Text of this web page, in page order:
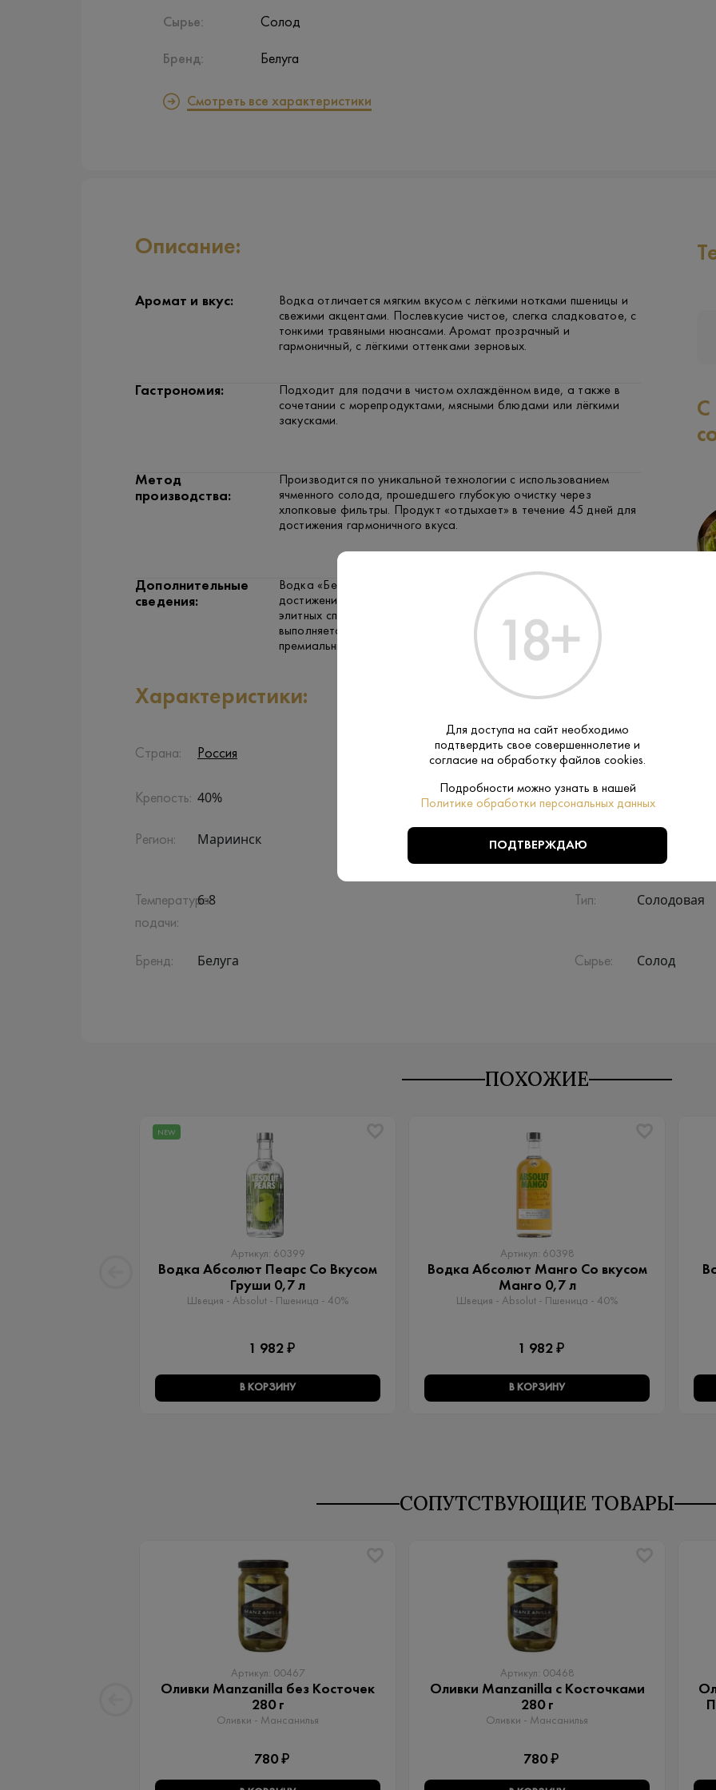
Сырье:
Бренд:
Солод
Белуга
Смотреть все характеристики
Описание:
Аромат и вкус:
Водка отличается мягким вкусом с лёгкими нотками пшеницы и
свежими акцентами. Послевкусие чистое, слегка сладковатое, с
тонкими травяными нюансами. Аромат прозрачный и
гармоничный, с лёгкими оттенками зерновых.
Гастрономия:
Подходит для подачи в чистом охлаждённом виде, а также в
сочетании с морепродуктами, мясными блюдами или лёгкими
закусками.
Метод
производства:
Производится по уникальной технологии с использованием
ячменного солода, прошедшего глубокую очистку через
хлопковые фильтры. Продукт «отдыхает» в течение 45 дней для
достижения гармоничного вкуса.
Дополнительные
сведения:
Водка «Белуга Трансатлантик» была создана в честь
достижений и мастерства российских мастеров в создании
элитных спиртных напитков. Каждый этап производства
выполняется с высочайшей точностью, что подчёркивает
премиальный статус продукта.
С
Характеристики:
Страна: Россия Производитель:
Крепость: 40% Объем: 0.7 L
Регион: Мариинск
Подарочная
упаковка:
Температура
подачи:
6-8 Тип: Солодовая
Бренд: Белуга Сырье: Солод
ПОХОЖИЕ
NEW
Артикул: 60399
Водка Абсолют Пеарс Со Вкусом
Груши 0,7 л
Швеция - Absolut - Пшеница - 40%
1 982 ₽
В КОРЗИНУ
Артикул: 60398
Водка Абсолют Манго Со вкусом
Манго 0,7 л
Швеция - Absolut - Пшеница - 40%
1 982 ₽
В КОРЗИНУ
СОПУТСТВУЮЩИЕ ТОВАРЫ
Артикул: 00467
Оливки Manzanilla без Косточек
280 г
Оливки - Мансанилья
780 ₽
Артикул: 00468
Оливки Manzanilla с Косточками
280 г
Оливки - Мансанилья
780 ₽
Для доступа на сайт необходимо
подтвердить свое совершеннолетие и
согласие на обработку файлов cookies.
Подробности можно узнать в нашей
Политике обработки персональных данных
ПОДТВЕРЖДАЮ